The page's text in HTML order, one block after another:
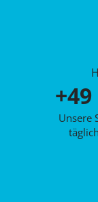
Unsere